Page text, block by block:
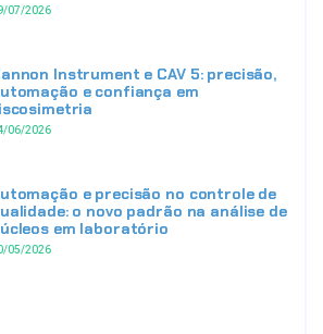
07/2026
Instrument e CAV 5: precisão,
e confiança em
06/2026
e precisão no controle de
o novo padrão na análise de
em laboratório
05/2026